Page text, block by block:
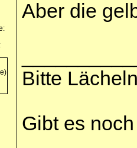
Aber die
Bitte
Gibt es